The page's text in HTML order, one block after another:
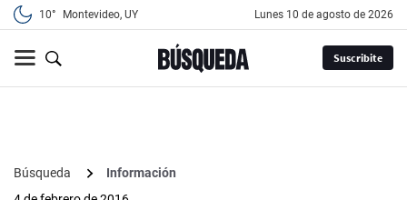
10° Montevideo, UY lunes 10 de agosto de 2026
Suscribite
Búsqueda
Información